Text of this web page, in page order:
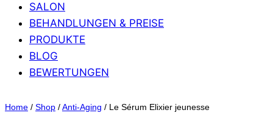
SALON
BEHANDLUNGEN & PREISE
PRODUKTE
BLOG
BEWERTUNGEN
Home / Shop /Anti-Aging / Le Sérum Elixier jeunesse